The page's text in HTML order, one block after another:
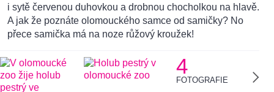
i sytě červenou duhovkou a drobnou chocholkou na hlavě.
A jak že poznáte olomouckého samce od samičky? No
přece samička má na noze růžový kroužek!
4
FOTOGRAFIE